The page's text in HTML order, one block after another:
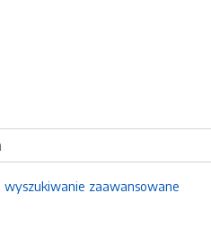
wyszukiwanie zaawansowane